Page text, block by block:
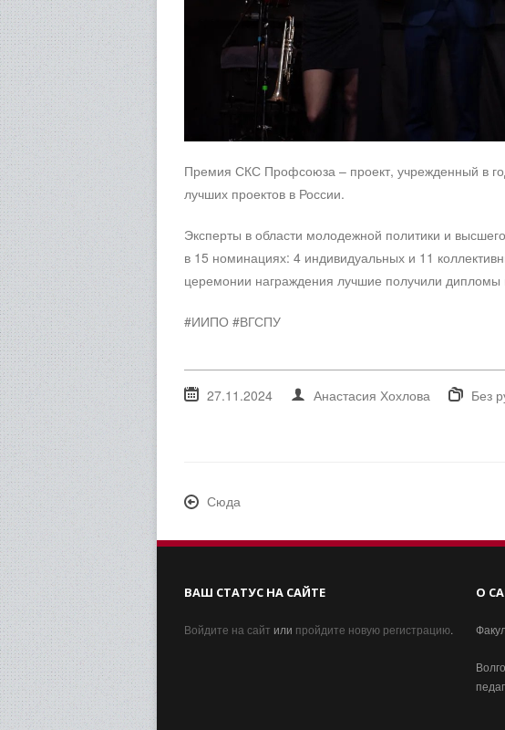
Премия СКС Профсоюза – проект, учрежденный в
лучших проектов в России.
Эксперты в области молодежной политики и
в 15 номинациях: 4 индивидуальных и 11
церемонии награждения лучшие получили
#ИИПО #ВГСПУ
27.11.2024 Анастасия Хохлова Без
Сюда
ВАШ СТАТУС НА САЙТЕ
Войдите на сайт или пройдите новую регистрацию.
О